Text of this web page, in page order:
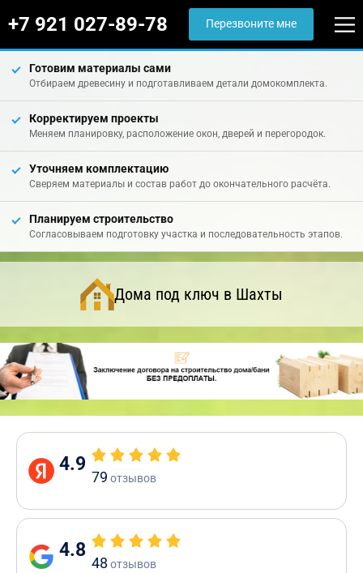
+7 921 027-89-78 Перезвоните мне
Готовим материалы сами
Отбираем древесину и подготавливаем детали домокомплекта.
Корректируем проекты
Меняем планировку, расположение окон, дверей и перегородок.
Уточняем комплектацию
Сверяем материалы и состав работ до окончательного расчёта.
Планируем строительство
Согласовываем подготовку участка и последовательность этапов.
Дома под ключ в Шахты
4.9
79 отзывов
4.8
48 отзывов